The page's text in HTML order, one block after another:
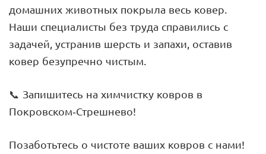
домашних животных покрыла весь ковер.
Наши специалисты без труда справились с
задачей, устранив шерсть и запахи, оставив
ковер безупречно чистым.
📞 Запишитесь на химчистку ковров в
Покровском-Стрешнево!
Позаботьтесь о чистоте ваших ковров с нами!